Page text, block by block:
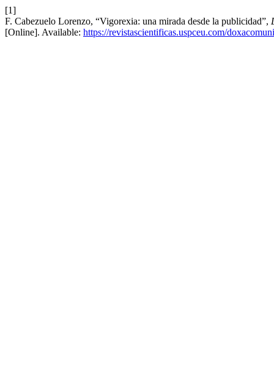
[1]
F. Cabezuelo Lorenzo, “Vigorexia: una mirada desde la publicidad”,
[Online]. Available: https://revistascientificas.uspceu.com/